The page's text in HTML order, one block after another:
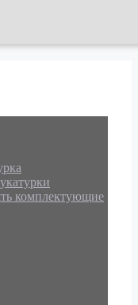
комплектующие